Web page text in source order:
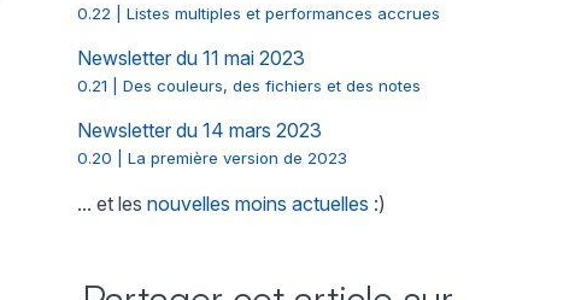
0.22 | Listes multiples et performances accrues
Newsletter du 11 mai 2023
0.21 | Des couleurs, des fichiers et des notes
Newsletter du 14 mars 2023
0.20 | La première version de 2023
... et les nouvelles moins actuelles :)